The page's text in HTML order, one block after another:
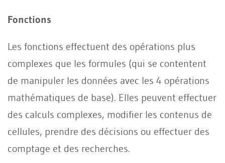
Fonctions
Les fonctions effectuent des opérations plus
complexes que les formules (qui se contentent
de manipuler les données avec les 4 opérations
mathématiques de base). Elles peuvent effectuer
des calculs complexes, modifier les contenus de
cellules, prendre des décisions ou effectuer des
comptage et des recherches.